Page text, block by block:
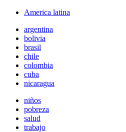
America latina
argentina
bolivia
brasil
chile
colombia
cuba
nicaragua
niños
pobreza
salud
trabajo